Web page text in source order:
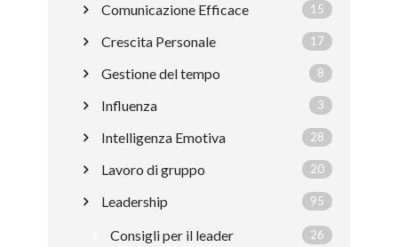
Comunicazione Efficace 15
Crescita Personale 17
Gestione del tempo 8
Influenza 3
Intelligenza Emotiva 28
Lavoro di gruppo 20
Leadership 95
Consigli per il leader 26